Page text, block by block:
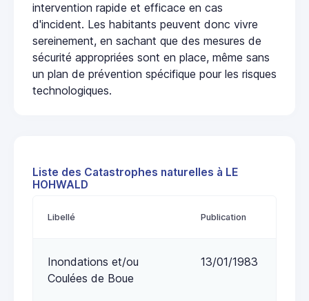
intervention rapide et efficace en cas
d'incident. Les habitants peuvent donc vivre
sereinement, en sachant que des mesures de
sécurité appropriées sont en place, même sans
un plan de prévention spécifique pour les risques
technologiques.
Liste des Catastrophes naturelles à LE
HOHWALD
Libellé Publication
Inondations et/ou
Coulées de Boue
13/01/1983